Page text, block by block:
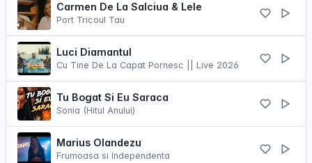
Carmen De La Salciua & Lele
Port Tricoul Tau
Luci Diamantul
Cu Tine De La Capat Pornesc || Live 2026
Tu Bogat Si Eu Saraca
Sonia (Hitul Anului)
Marius Olandezu
Frumoasa si Independenta